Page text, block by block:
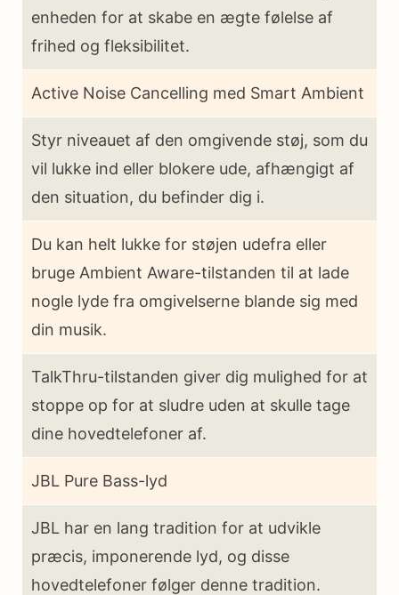
enheden for at skabe en ægte følelse af
frihed og fleksibilitet.
Active Noise Cancelling med Smart Ambient
Styr niveauet af den omgivende støj, som du
vil lukke ind eller blokere ude, afhængigt af
den situation, du befinder dig i.
Du kan helt lukke for støjen udefra eller
bruge Ambient Aware-tilstanden til at lade
nogle lyde fra omgivelserne blande sig med
din musik.
TalkThru-tilstanden giver dig mulighed for at
stoppe op for at sludre uden at skulle tage
dine hovedtelefoner af.
JBL Pure Bass-lyd
JBL har en lang tradition for at udvikle
præcis, imponerende lyd, og disse
hovedtelefoner følger denne tradition.